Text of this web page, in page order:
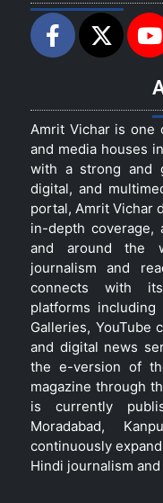
Amrit Vichar is one
and media houses
with a strong and
digital, and
portal, Amrit Vichar
in-depth coverage,
and around the
journalism and
connects with
platforms
Galleries, YouTube
and digital news
the e-version of
magazine through
is currently
Moradabad,
continuously
Hindi journalism